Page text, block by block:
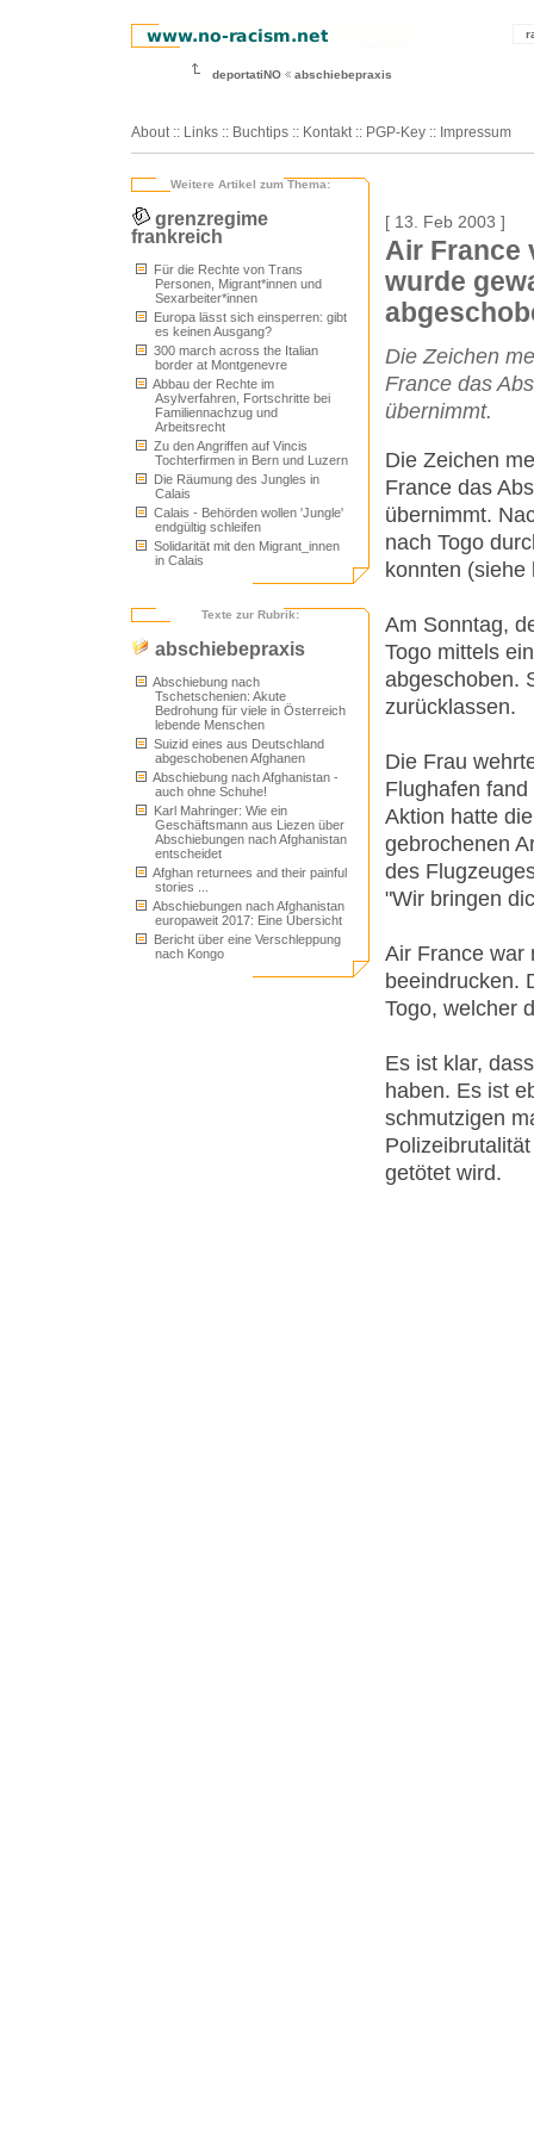
deportatiNO abschiebepraxis
About :: Links :: Buchtips :: Kontakt :: PGP-Key :: Impressum
Weitere Artikel zum Thema:
grenzregime
frankreich
Für die Rechte von Trans
Personen, Migrant*innen und
Sexarbeiter*innen
Europa lässt sich einsperren: gibt
es keinen Ausgang?
300 march across the Italian
border at Montgenevre
Abbau der Rechte im
Asylverfahren, Fortschritte bei
Familiennachzug und
Arbeitsrecht
Zu den Angriffen auf Vincis
Tochterfirmen in Bern und Luzern
Die Räumung des Jungles in
Calais
Calais - Behörden wollen 'Jungle'
endgültig schleifen
Solidarität mit den Migrant_innen
in Calais
Texte zur Rubrik:
abschiebepraxis
Abschiebung nach
Tschetschenien: Akute
Bedrohung für viele in Österreich
lebende Menschen
Suizid eines aus Deutschland
abgeschobenen Afghanen
Abschiebung nach Afghanistan -
auch ohne Schuhe!
Karl Mahringer: Wie ein
Geschäftsmann aus Liezen über
Abschiebungen nach Afghanistan
entscheidet
Afghan returnees and their painful
stories ...
Abschiebungen nach Afghanistan
europaweit 2017: Eine Übersicht
Bericht über eine Verschleppung
nach Kongo
[ 13. Feb 2003 ]
Air France
wurde
Die Zeichen
France das
übernimmt.
Die Zeichen
France das
übernimmt.
nach Togo
konnten (siehe
Am Sonntag,
Togo mittels
abgeschoben.
zurücklassen.
Die Frau
Flughafen
Aktion hatte
gebrochenen
des
"Wir bringen
Air France war
beeindrucken.
Togo, welcher
Es ist klar,
haben. Es ist
schmutzigen
getötet wird.